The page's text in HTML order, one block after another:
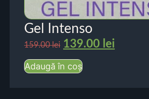
Gel Intenso
159.00lei 139.00 lei
Adaugă în coș